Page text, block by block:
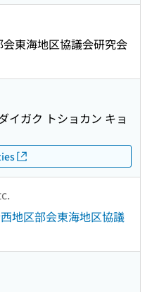
東海地区協議会研究会
イガク トショカン キョ
地区部会東海地区協議